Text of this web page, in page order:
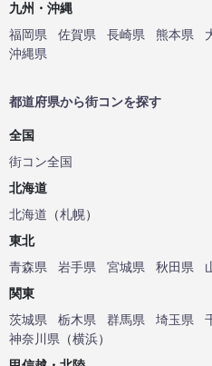
九州・沖縄
福岡県
佐賀県 長崎県 熊本県
沖縄県
都道府県から街コンを探す
全国
街コン全国
北海道
北海道 （札幌）
東北
青森県
岩手県 宮城県 秋田県
関東
茨城県
栃木県 群馬県 埼玉県
神奈川県 （横浜）